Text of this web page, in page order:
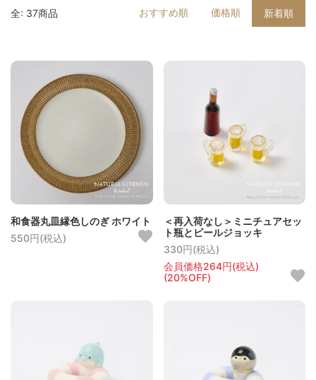
全: 37商品 おすすめ順 価格順 新着順
和食器丸皿縁色しのぎ ホワイト
550円(税込)
＜再入荷なし＞ミニチュアセッ
ト瓶とビールジョッキ
330円(税込)
会員価格264円(税込)
(20%OFF)